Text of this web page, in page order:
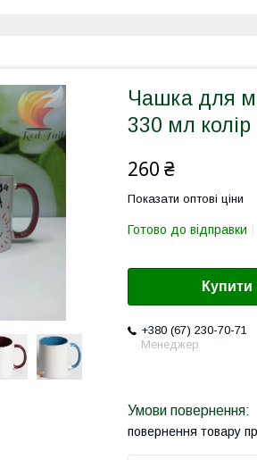
Чашка для
330 мл
260 ₴
Показати оптові ціни
Готово до відправки
Купити
+380 (67) 230-70-71
Менеджер
повернення товару